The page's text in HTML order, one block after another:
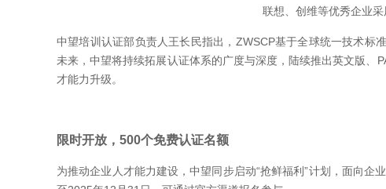
联想、创维等优秀企业采
中望培训认证部负责人王长民指出，ZWSCP基于全球统一技术标
未来，中望将持续拓展认证体系的广度与深度，陆续推出英文版、
才能力升级。
限时开放，500个免费认证名额
为推动企业人才能力建设，中望同步启动“抢鲜福利”计划，面向